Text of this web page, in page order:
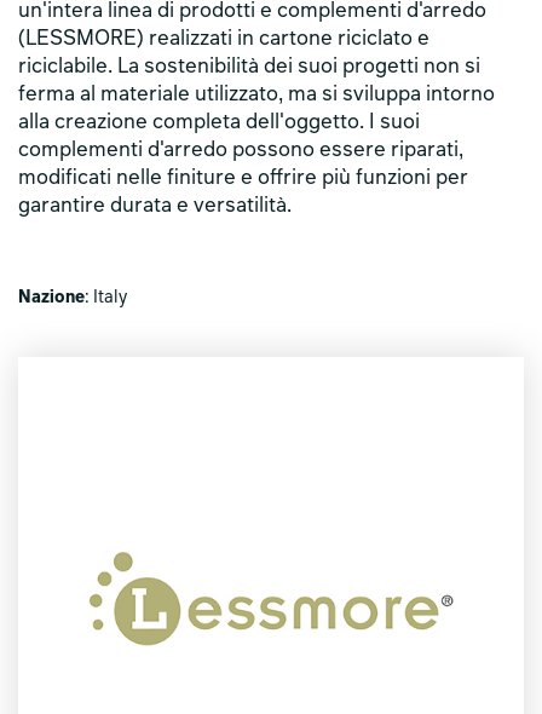
un'intera linea di prodotti e complementi d'arredo
(LESSMORE) realizzati in cartone riciclato e
riciclabile. La sostenibilità dei suoi progetti non si
ferma al materiale utilizzato, ma si sviluppa intorno
alla creazione completa dell'oggetto. I suoi
complementi d'arredo possono essere riparati,
modificati nelle finiture e offrire più funzioni per
garantire durata e versatilità.
Nazione: Italy